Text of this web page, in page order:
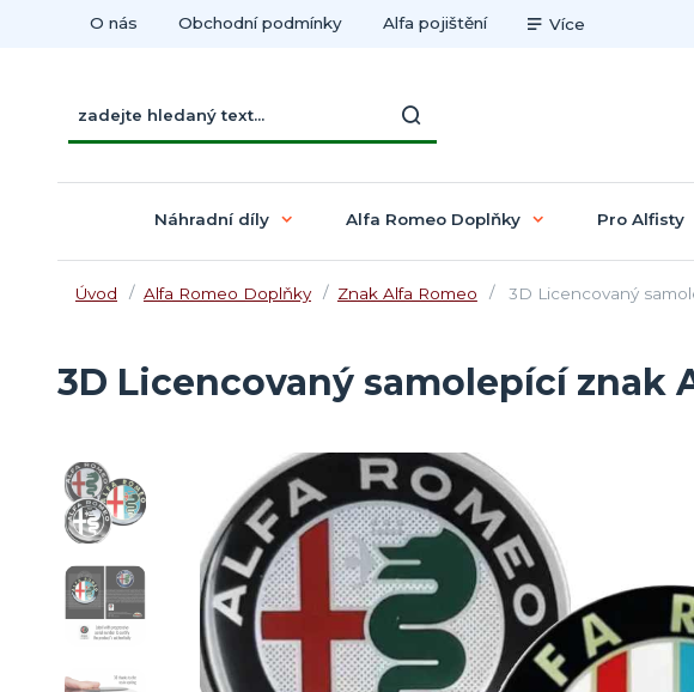
O nás Obchodní podmínky Alfa pojištění Více
Náhradní díly Alfa Romeo Doplňky Pro Alfisty
Úvod Alfa Romeo Doplňky Znak Alfa Romeo 3D Licencovaný
3D Licencovaný samolepící znak